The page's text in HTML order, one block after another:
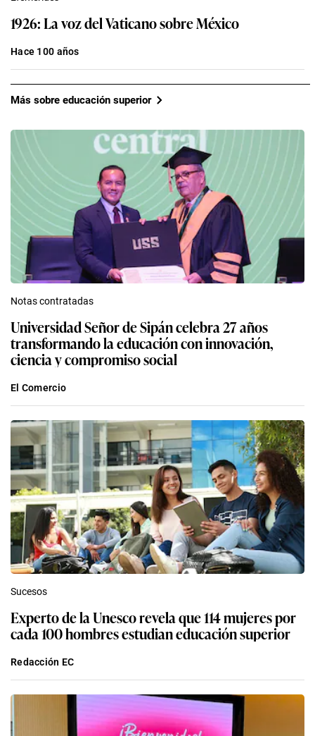
1926: La voz del Vaticano sobre México
Hace 100 años
Más sobre educación superior
Notas contratadas
Universidad Señor de Sipán celebra 27 años
transformando la educación con innovación,
ciencia y compromiso social
El Comercio
Sucesos
Experto de la Unesco revela que 114 mujeres por
cada 100 hombres estudian educación superior
Redacción EC